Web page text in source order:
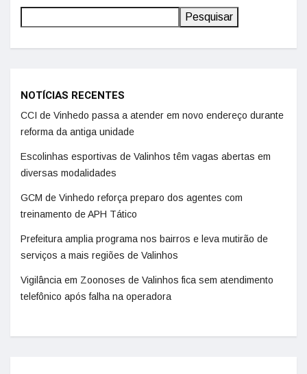
Pesquisar
NOTÍCIAS RECENTES
CCI de Vinhedo passa a atender em novo endereço durante
reforma da antiga unidade
Escolinhas esportivas de Valinhos têm vagas abertas em
diversas modalidades
GCM de Vinhedo reforça preparo dos agentes com
treinamento de APH Tático
Prefeitura amplia programa nos bairros e leva mutirão de
serviços a mais regiões de Valinhos
Vigilância em Zoonoses de Valinhos fica sem atendimento
telefônico após falha na operadora